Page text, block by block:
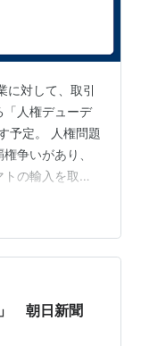
に対して、取引
「人権デューデ
予定。 人権問題
争いがあり、
の輸入を取り
ートでは、人
施していない理
DDの方法がわか
業の海外取引先
する。 ―コメン
」 朝日新聞